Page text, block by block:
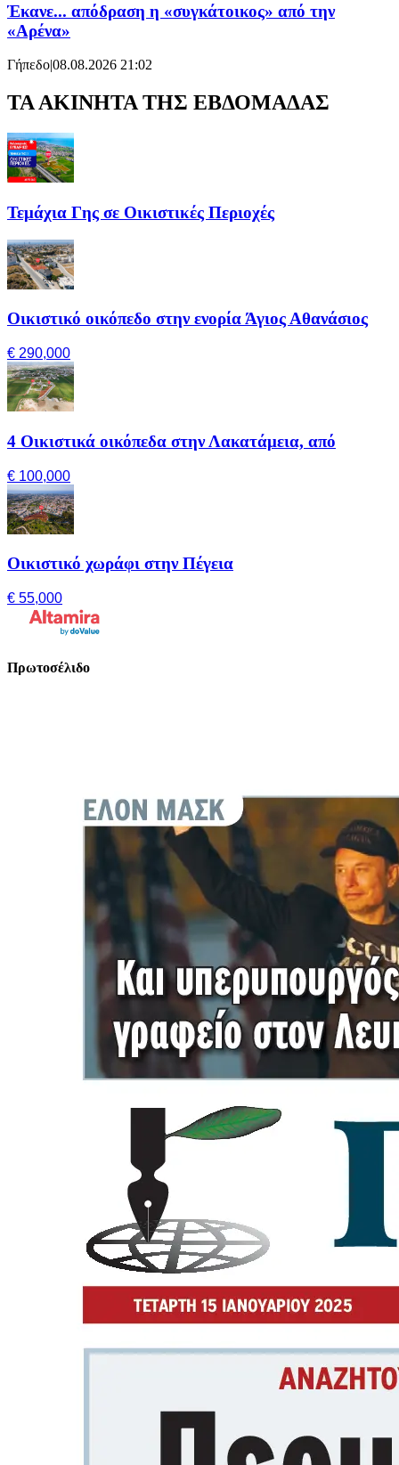
Έκανε... απόδραση η «συγκάτοικος» από την
«Αρένα»
Γήπεδο|08.08.2026 21:02
ΤΑ ΑΚΙΝΗΤΑ ΤΗΣ ΕΒΔΟΜΑΔΑΣ
Τεμάχια Γης σε Οικιστικές Περιοχές
Οικιστικό οικόπεδο στην ενορία Άγιος Αθανάσιος
€ 290,000
4 Οικιστικά οικόπεδα στην Λακατάμεια, από
€ 100,000
Οικιστικό χωράφι στην Πέγεια
€ 55,000
Πρωτοσέλιδο